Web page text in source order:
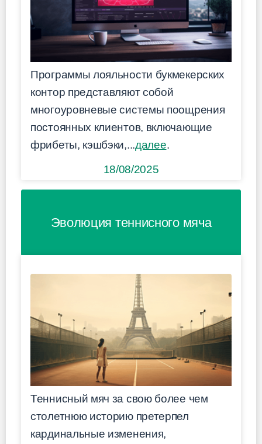
Программы лояльности букмекерских
контор представляют собой
многоуровневые системы поощрения
постоянных клиентов, включающие
фрибеты, кэшбэки,...далее.
18/08/2025
Эволюция теннисного мяча
Теннисный мяч за свою более чем
столетнюю историю претерпел
кардинальные изменения,